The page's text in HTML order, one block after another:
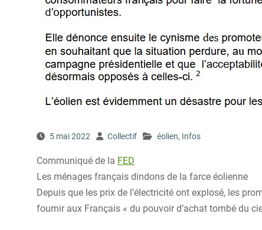
5 mai 2022 Collectif éolien, Infos
Communiqué de la FED
Les ménages français dindons de la farce éolienne
Depuis que les prix de l’électricité ont explosé, les
fournir aux Français « du pouvoir d’achat tombé du